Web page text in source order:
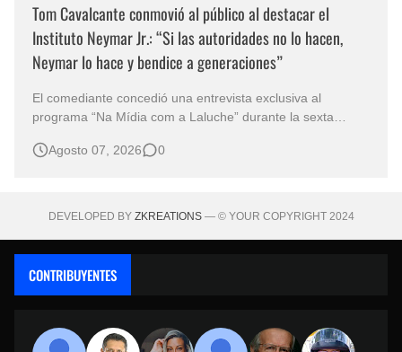
Tom Cavalcante conmovió al público al destacar el
Instituto Neymar Jr.: “Si las autoridades no lo hacen,
Neymar lo hace y bendice a generaciones”
El comediante concedió una entrevista exclusiva al
programa “Na Mídia com a Laluche” durante la sexta
eventos benéficos más importantes de Brasil. En medio del
Agosto 07, 2026 0
DEVELOPED BY ZKREATIONS— © YOUR COPYRIGHT 2024
CONTRIBUYENTES